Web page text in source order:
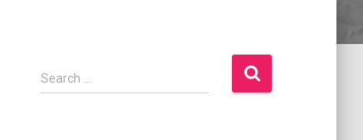
S
e
Search …